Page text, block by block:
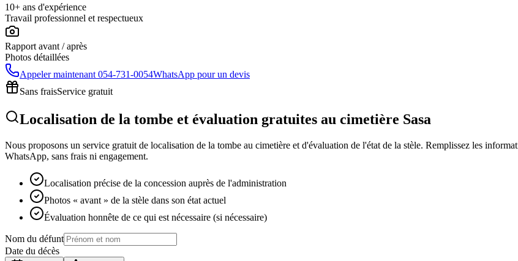
10+ ans d'expérience
Travail professionnel et respectueux
Rapport avant / après
Photos détaillées
Appeler maintenant 054-731-0054WhatsApp pour un devis
Sans fraisService gratuit
Localisation de la tombe et évaluation gratuites au cimetière Sasa
Nous proposons un service gratuit de localisation de la tombe au cimetière et d'évaluation de l'état de la stèle. Remplissez les
WhatsApp, sans frais ni engagement.
Localisation précise de la concession auprès de l'administration
Photos « avant » de la stèle dans son état actuel
Évaluation honnête de ce qui est nécessaire (si nécessaire)
Nom du défunt
Date du décès